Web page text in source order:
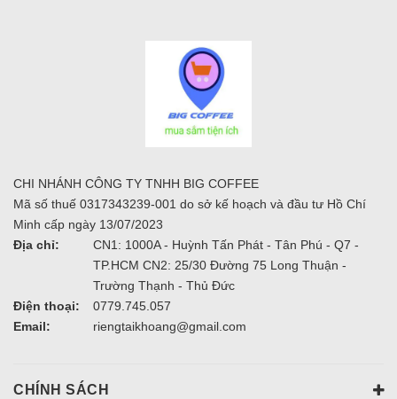
CHI NHÁNH CÔNG TY TNHH BIG COFFEE
Mã số thuế 0317343239-001 do sở kế hoạch và đầu tư Hồ Chí
Minh cấp ngày 13/07/2023
Địa chỉ:
CN1: 1000A - Huỳnh Tấn Phát - Tân Phú - Q7 -
TP.HCM CN2: 25/30 Đường 75 Long Thuận -
Trường Thạnh - Thủ Đức
Điện thoại:
0779.745.057
Email:
riengtaikhoang@gmail.com
CHÍNH SÁCH